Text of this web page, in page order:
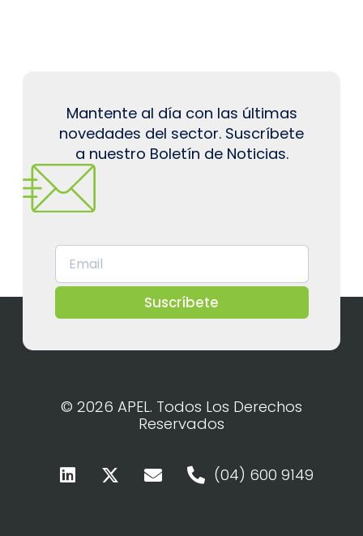
Mantente al día con las últimas
novedades del sector. Suscríbete
a nuestro Boletín de Noticias.
Suscríbete
© 2026 APEL. Todos Los Derechos
Reservados
(04) 600 9149